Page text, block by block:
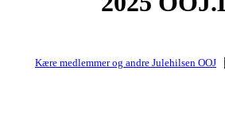
Kære medlemmer og andre Julehilsen OOJ